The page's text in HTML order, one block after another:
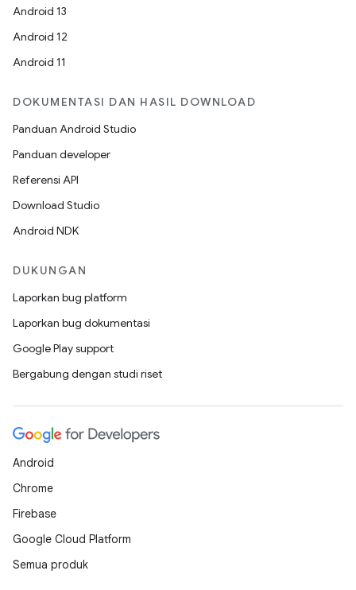
Android 13
Android 12
Android 11
DOKUMENTASI DAN HASIL DOWNLOAD
Panduan Android Studio
Panduan developer
Referensi API
Download Studio
Android NDK
DUKUNGAN
Laporkan bug platform
Laporkan bug dokumentasi
Google Play support
Bergabung dengan studi riset
Android
Chrome
Firebase
Google Cloud Platform
Semua produk